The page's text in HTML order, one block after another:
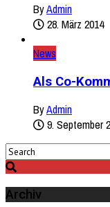
ByAdmin
28. März 2014
News
Als Co-
ByAdmin
9. September
Archiv